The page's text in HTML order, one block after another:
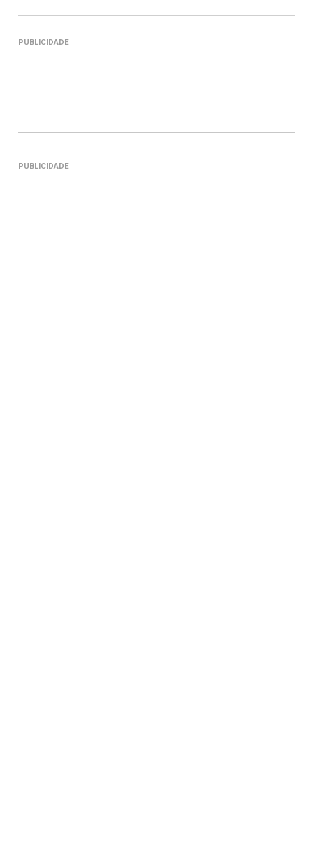
PUBLICIDADE
PUBLICIDADE